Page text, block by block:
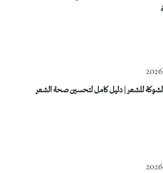
للشعر | دليل كامل لتحسين صحة الشعر